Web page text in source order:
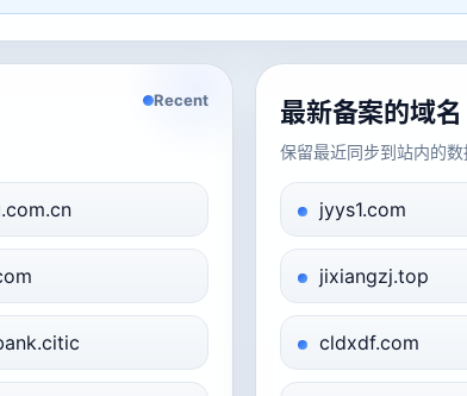
Recent 最新备案的域名
保留最近同步到站内的数
jyys1.com
jixiangzj.top
cldxdf.com